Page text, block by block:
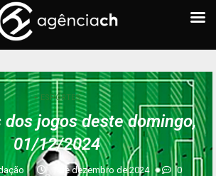
+ ESPORTES
dos jogos deste domingo,
01/12/2024
1 de dezembro de 2024
0